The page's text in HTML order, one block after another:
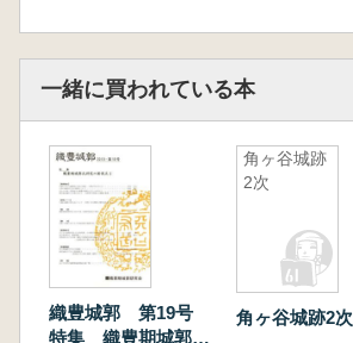
一緒に買われている本
織豊城郭 第19号
特集 織豊期城郭瓦
角ヶ谷城跡
2次
角ヶ谷城跡2次